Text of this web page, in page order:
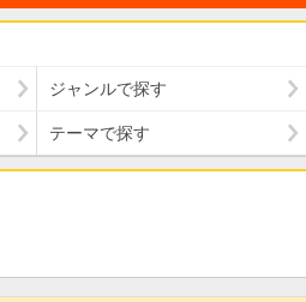
ジャンルで探す
テーマで探す